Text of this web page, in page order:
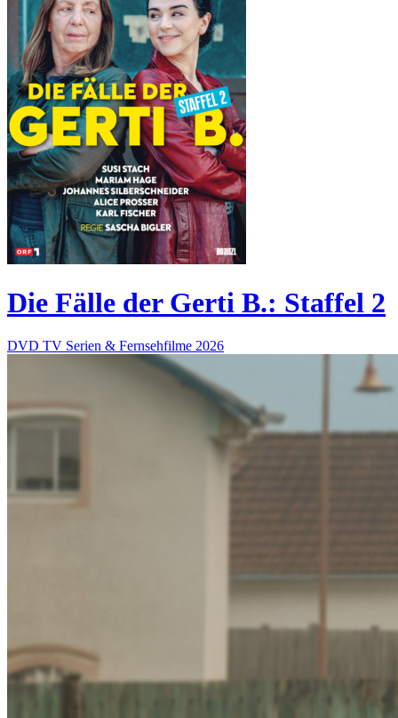
Die Fälle der Gerti B.: Staffel 2
DVD TV Serien & Fernsehfilme 2026